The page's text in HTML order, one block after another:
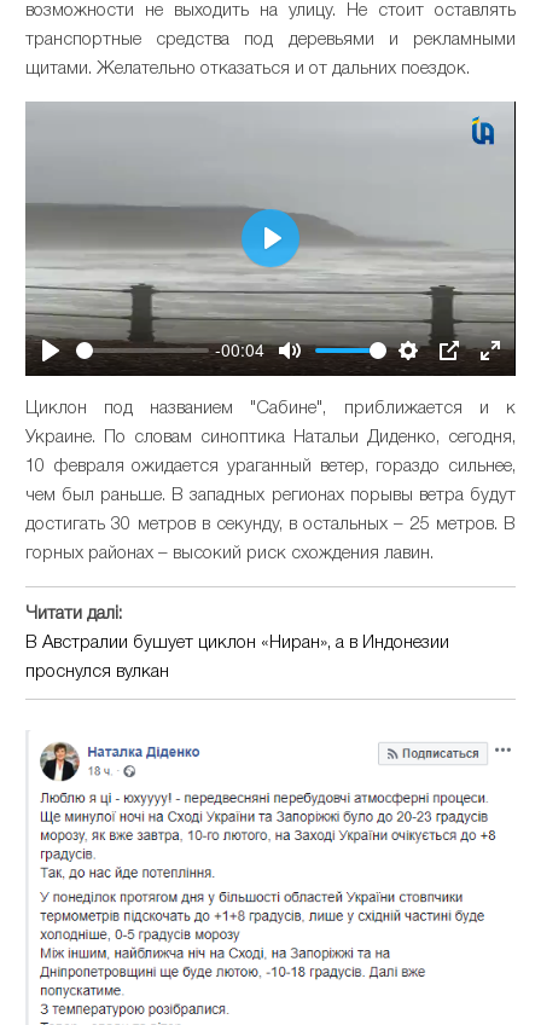
возможности не выходить на улицу. Не стоит оставлять
транспортные средства под деревьями и рекламными
щитами. Желательно отказаться и от дальних поездок.
Play
-00:04
Mute Settings
PIP Enter
Play
Циклон под названием "Сабине", приближается и к
Украине. По словам синоптика Натальи Диденко, сегодня,
10 февраля ожидается ураганный ветер, гораздо сильнее,
чем был раньше. В западных регионах порывы ветра будут
достигать 30 метров в секунду, в остальных – 25 метров. В
горных районах – высокий риск схождения лавин.
Читати далі:
В Австралии бушует циклон «Ниран», а в Индонезии
проснулся вулкан